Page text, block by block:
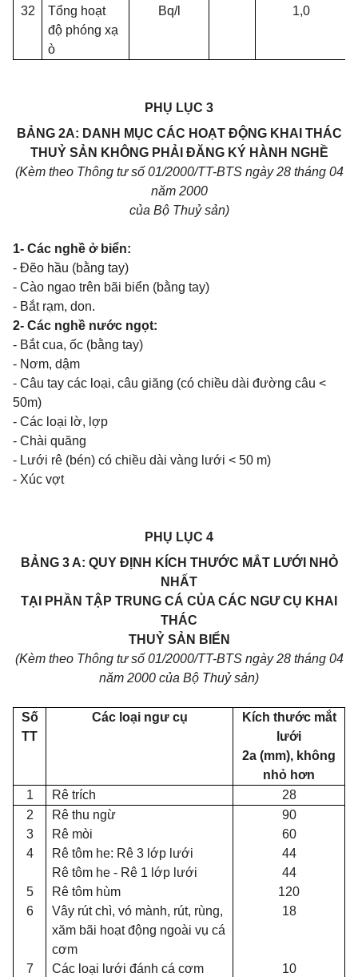
32
Tổng hoạt
độ phóng xạ
ò
Bq/l 1,0
PHỤ LỤC 3
BẢNG 2A: DANH MỤC CÁC HOẠT ĐỘNG KHAI THÁC
THUỶ SẢN KHÔNG PHẢI ĐĂNG KÝ HÀNH NGHỀ
(Kèm theo Thông tư số 01/2000/TT-BTS ngày 28 tháng 04
năm 2000
của Bộ Thuỷ sản)
1- Các nghề ở biển:
- Đẽo hầu (bằng tay)
- Cào ngao trên bãi biển (bằng tay)
- Bắt rạm, don.
2- Các nghề nước ngọt:
- Bắt cua, ốc (bằng tay)
- Nơm, dậm
- Câu tay các loại, câu giăng (có chiều dài đường câu <
50m)
- Các loại lờ, lợp
- Chài quăng
- Lưới rê (bén) có chiều dài vàng lưới < 50 m)
- Xúc vợt
PHỤ LỤC 4
BẢNG 3 A: QUY ĐỊNH KÍCH THƯỚC MẮT LƯỚI NHỎ
NHẤT
TẠI PHẦN TẬP TRUNG CÁ CỦA CÁC NGƯ CỤ KHAI
THÁC
THUỶ SẢN BIỂN
(Kèm theo Thông tư số 01/2000/TT-BTS ngày 28 tháng 04
năm 2000 của Bộ Thuỷ sản)
Số
TT
Các loại ngư cụ
Kích thước mắt
lưới
2a (mm), không
nhỏ hơn
1
Rê trích
28
2
Rê thu ngừ
90
3
Rê mòi
60
4
Rê tôm he: Rê 3 lớp lưới
44
Rê tôm he - Rê 1 lớp lưới
44
5
Rê tôm hùm
120
6
Vây rút chì, vó mành, rút, rùng,
xăm bãi hoạt động ngoài vụ cá
cơm
18
7
Các loại lưới đánh cá cơm
10